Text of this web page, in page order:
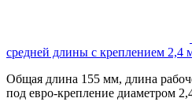
средней длины с креплением 2,4
Общая длина 155 мм, длина
под евро-крепление диаметром